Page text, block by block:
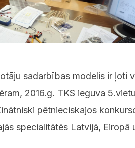
sadarbības modelis ir ļoti
2016.g. TKS ieguva
pētnieciskajos
specialitātēs Latvijā, Eiropā